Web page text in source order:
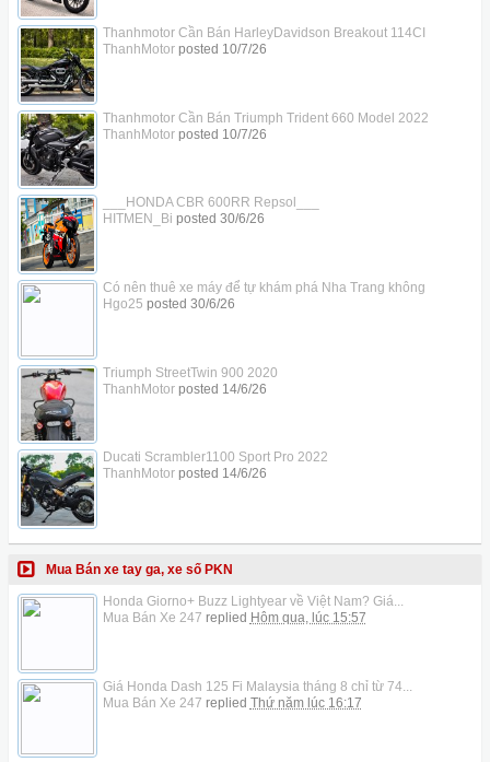
Thanhmotor Cần Bán HarleyDavidson Breakout 114CI
ThanhMotorposted 10/7/26
Thanhmotor Cần Bán Triumph Trident 660 Model 2022
ThanhMotorposted 10/7/26
___HONDA CBR 600RR Repsol___
HITMEN_Bi posted 30/6/26
Có nên thuê xe máy để tự khám phá Nha Trang không
Hgo25 posted 30/6/26
Triumph StreetTwin 900 2020
ThanhMotorposted 14/6/26
Ducati Scrambler1100 Sport Pro 2022
ThanhMotorposted 14/6/26
Mua Bán xe tay ga, xe số PKN
Honda Giorno+ Buzz Lightyear về Việt Nam? Giá...
Mua Bán Xe 247 replied Hôm qua, lúc 15:57
Giá Honda Dash 125 Fi Malaysia tháng 8 chỉ từ 74...
Mua Bán Xe 247 replied Thứ năm lúc 16:17